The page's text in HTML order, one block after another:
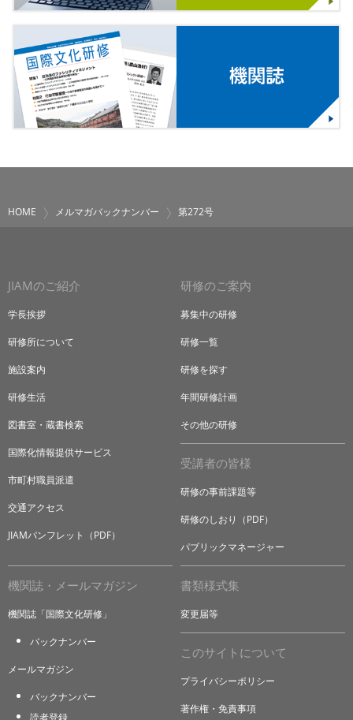
HOME メルマガバックナンバー 第272号
JIAMのご紹介
学長挨拶
研修所について
施設案内
研修生活
図書室・蔵書検索
国際化情報提供サービス
市町村職員派遣
交通アクセス
JIAMパンフレット（PDF）
研修のご案内
募集中の研修
研修一覧
研修を探す
年間研修計画
その他の研修
受講者の皆様
研修の事前課題等
研修のしおり（PDF）
パブリックマネージャー
機関誌・メールマガジン
機関誌「国際文化研修」
バックナンバー
メールマガジン
バックナンバー
書類様式集
変更届等
このサイトについて
プライバシーポリシー
著作権・免責事項